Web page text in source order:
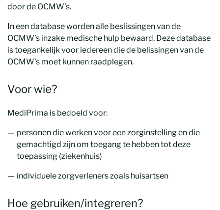
door de OCMW’s.
In een database worden alle beslissingen van de
OCMW’s inzake medische hulp bewaard. Deze database
is toegankelijk voor iedereen die de belissingen van de
OCMW’s moet kunnen raadplegen.
Voor wie?
MediPrima is bedoeld voor:
personen die werken voor een zorginstelling en die
gemachtigd zijn om toegang te hebben tot deze
toepassing (ziekenhuis)
individuele zorgverleners zoals huisartsen
Hoe gebruiken/integreren?